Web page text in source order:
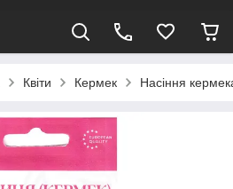
Квіти Кермек Насіння